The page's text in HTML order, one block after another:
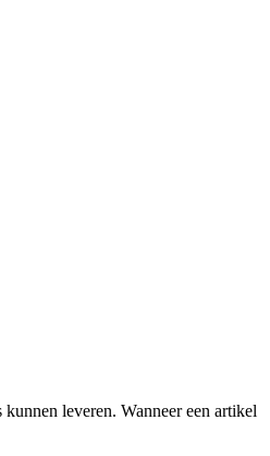
leveren. Wanneer een artikel